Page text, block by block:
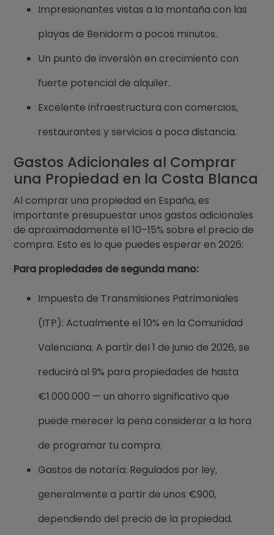
Impresionantes vistas a la montaña con las
playas de Benidorm a pocos minutos.
Un punto de inversión en crecimiento con
fuerte potencial de alquiler.
Excelente infraestructura con comercios,
restaurantes y servicios a poca distancia.
Gastos Adicionales al Comprar
una Propiedad en la Costa Blanca
Al comprar una propiedad en España, es
importante presupuestar unos gastos adicionales
de aproximadamente el 10–15% sobre el precio de
compra. Esto es lo que puedes esperar en 2026:
Para propiedades de segunda mano:
Impuesto de Transmisiones Patrimoniales
(ITP): Actualmente el 10% en la Comunidad
Valenciana. A partir del 1 de junio de 2026, se
reducirá al 9% para propiedades de hasta
€1.000.000 — un ahorro significativo que
puede merecer la pena considerar a la hora
de programar tu compra.
Gastos de notaría: Regulados por ley,
generalmente a partir de unos €900,
dependiendo del precio de la propiedad.